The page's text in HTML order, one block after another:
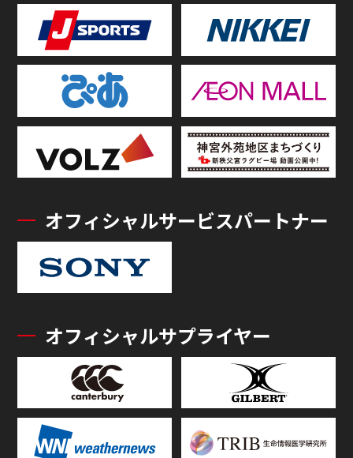
オフィシャルサービスパートナー
オフィシャルサプライヤー